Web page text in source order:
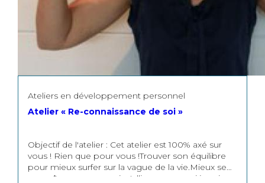
Ateliers en développement personnel
Atelier « Re-connaissance de soi »
Objectif de l'atelier : Cet atelier est 100% axé sur
vous ! Rien que pour vous !Trouver son équilibre
pour mieux surfer sur la vague de la vie.Mieux se
connaître pour pouvoir s'alligner sur « qui je suis »